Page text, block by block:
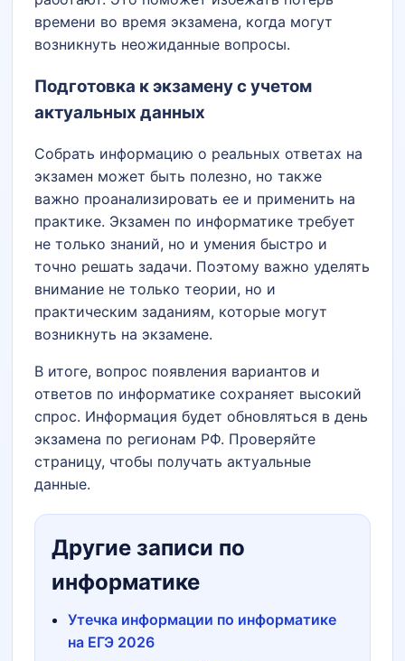
времени во время экзамена, когда могут
возникнуть неожиданные вопросы.
Подготовка к экзамену с учетом
актуальных данных
Собрать информацию о реальных ответах на
экзамен может быть полезно, но также
важно проанализировать ее и применить на
практике. Экзамен по информатике требует
не только знаний, но и умения быстро и
точно решать задачи. Поэтому важно уделять
внимание не только теории, но и
практическим заданиям, которые могут
возникнуть на экзамене.
В итоге, вопрос появления вариантов и
ответов по информатике сохраняет высокий
спрос. Информация будет обновляться в день
экзамена по регионам РФ. Проверяйте
страницу, чтобы получать актуальные
данные.
Другие записи по
информатике
Утечка информации по информатике
на ЕГЭ 2026